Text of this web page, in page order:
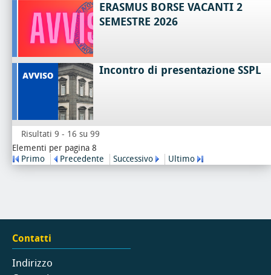
ERASMUS BORSE VACANTI 2
SEMESTRE 2026
Incontro di presentazione SSPL
Risultati 9 - 16 su 99
Elementi per pagina 8
Primo
Precedente Successivo Ultimo
Contatti
Indirizzo